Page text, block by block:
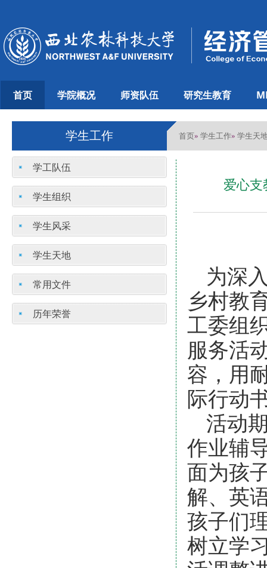
首页 学院概况 师资队伍 研究生教育
学生工作 首页» 学生工作» 学生天
学工队伍
学生组织
学生风采
学生天地
常用文件
历年荣誉
爱心
为深
乡村教
工委组
服务活
容，用
际行动
活动
作业辅
面为孩
解、英
孩子们
树立学